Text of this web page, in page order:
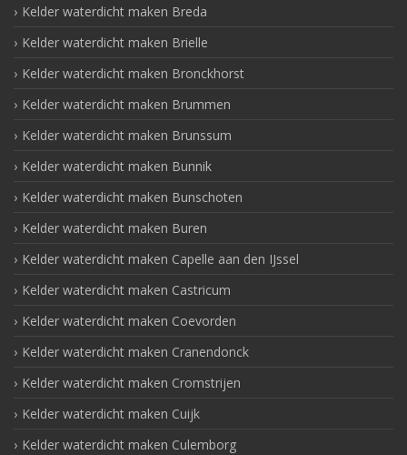
Kelder waterdicht maken Breda
Kelder waterdicht maken Brielle
Kelder waterdicht maken Bronckhorst
Kelder waterdicht maken Brummen
Kelder waterdicht maken Brunssum
Kelder waterdicht maken Bunnik
Kelder waterdicht maken Bunschoten
Kelder waterdicht maken Buren
Kelder waterdicht maken Capelle aan den IJssel
Kelder waterdicht maken Castricum
Kelder waterdicht maken Coevorden
Kelder waterdicht maken Cranendonck
Kelder waterdicht maken Cromstrijen
Kelder waterdicht maken Cuijk
Kelder waterdicht maken Culemborg